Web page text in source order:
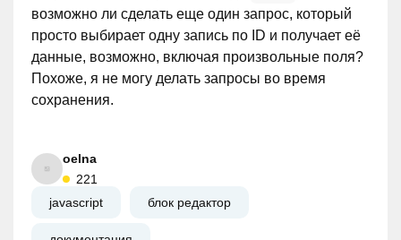
возможно ли сделать еще один запрос, который
просто выбирает одну запись по ID и получает её
данные, возможно, включая произвольные поля?
Похоже, я не могу делать запросы во время
сохранения.
oelna
221
javascript
блок редактор